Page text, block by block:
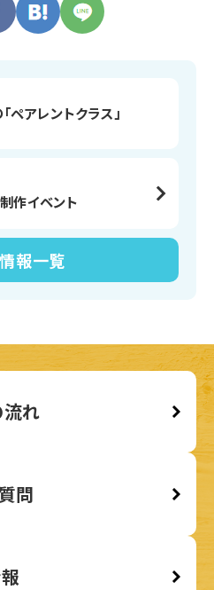
ペアレントクラス」
報一覧
作イベント
れ
問